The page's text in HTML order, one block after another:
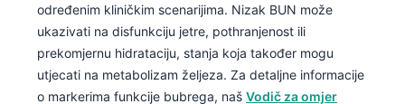
određenim kliničkim scenarijima. Nizak BUN može
ukazivati na disfunkciju jetre, pothranjenost ili
prekomjernu hidrataciju, stanja koja također mogu
utjecati na metabolizam željeza. Za detaljne informacije
o markerima funkcije bubrega, naš Vodič za omjer
Српски језик
Svenska
Bosanski